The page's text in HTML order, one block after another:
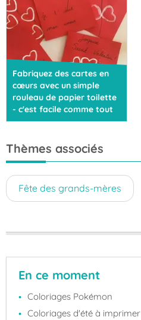
Fabriquez des cartes en
cœurs avec un simple
rouleau de papier toilette
- c'est facile comme tout
Thèmes associés
Fête des grands-mères
En ce moment
Coloriages Pokémon
Coloriages d'été à imprimer